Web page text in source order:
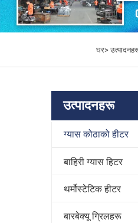
घर>
उत्पादनहरू
ग्यास कोठाको हीटर
बाहिरी ग्यास हिटर
थर्मोस्टेटिक हीटर
बारबेक्यू ग्रिलहरू